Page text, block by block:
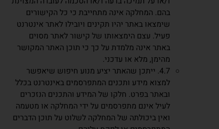
בהם. המחלקה אינה מתחייבת כי כל הקישורים
שימצאו באתר יהיו תקינים ויובילו לאתר אינטרנט
פעיל. עצם הימצאותו של קישור לאתר מסוים
באתר אינה מלמדת על כך כי תוכן האתר המקושר
מהימן, מלא או עדכני.
4.7. ייתכן שהאתר יציע מנוע חיפוש שיאפשר
למצוא מידע ותכנים המתפרסמים באינטרנט בכלל
ובאתר בפרט. חלקו של המידע והתכנים הנזכרים
לעיל אינם מתפרסמים על ידי המחלקה או מטעמה
ואין ביכולתה של המחלקה לשלוט על תוכן הדברים